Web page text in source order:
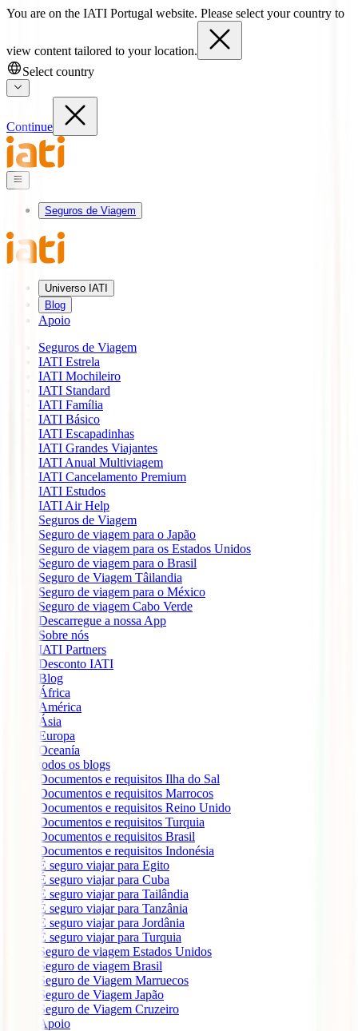
You are on the IATI Portugal website. Please select your country to
view content tailored to your location.
Select country
Continue
Seguros de Viagem
Universo IATI
Blog
Apoio
Seguros de Viagem
IATI Estrela
IATI Mochileiro
IATI Standard
IATI Família
IATI Básico
IATI Escapadinhas
IATI Grandes Viajantes
IATI Anual Multiviagem
IATI Cancelamento Premium
IATI Estudos
IATI Air Help
Seguros de Viagem
Seguro de viagem para o Japão
Seguro de viagem para os Estados Unidos
Seguro de viagem para o Brasil
Seguro de Viagem Tâilandia
Seguro de viagem para o México
Seguro de viagem Cabo Verde
Descarregue a nossa App
Sobre nós
IATI Partners
Desconto IATI
Blog
África
América
Ásia
Europa
Oceanía
todos os blogs
Documentos e requisitos Ilha do Sal
Documentos e requisitos Marrocos
Documentos e requisitos Reino Unido
Documentos e requisitos Turquia
Documentos e requisitos Brasil
Documentos e requisitos Indonésia
É seguro viajar para Egito
É seguro viajar para Cuba
É seguro viajar para Tailândia
É seguro viajar para Tanzânia
É seguro viajar para Jordânia
É seguro viajar para Turquia
Seguro de viagem Estados Unidos
Seguro de viagem Brasil
Seguro de Viagem Marruecos
Seguro de Viagem Japão
Seguro de Viagem Cruzeiro
Apoio